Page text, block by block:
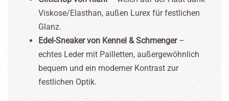
Viskose/Elasthan, außen Lurex für festlichen
Glanz.
Edel-Sneaker von Kennel & Schmenger–
echtes Leder mit Pailletten, außergewöhnlich
bequem und ein moderner Kontrast zur
festlichen Optik.